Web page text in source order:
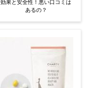
効果と安全性！悪い口コミは
あるの？